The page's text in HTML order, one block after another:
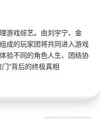
游戏综艺。由刘宇宁、金
成的玩家团将共同进入游戏
验不同的角色人生、团结协
”背后的终极真相